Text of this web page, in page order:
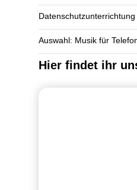
Datenschutzunterrichtung
Auswahl: Musik für
Hier findet ihr